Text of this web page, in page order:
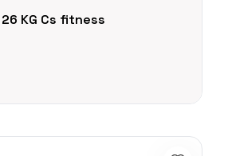
KG Cs fitness
Azul Sport fitness - 78248